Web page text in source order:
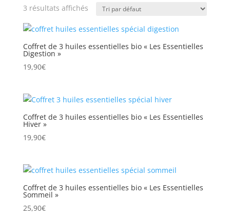
3 résultats affichés
Coffret de 3 huiles essentielles bio « Les Essentielles
Digestion »
19,90€
Coffret de 3 huiles essentielles bio « Les Essentielles
Hiver »
19,90€
Coffret de 3 huiles essentielles bio « Les Essentielles
Sommeil »
25,90€